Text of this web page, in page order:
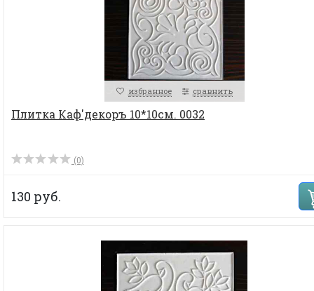
избранное сравнить
Плитка Каф'декоръ 10*10см. 0032
(0)
130 руб.